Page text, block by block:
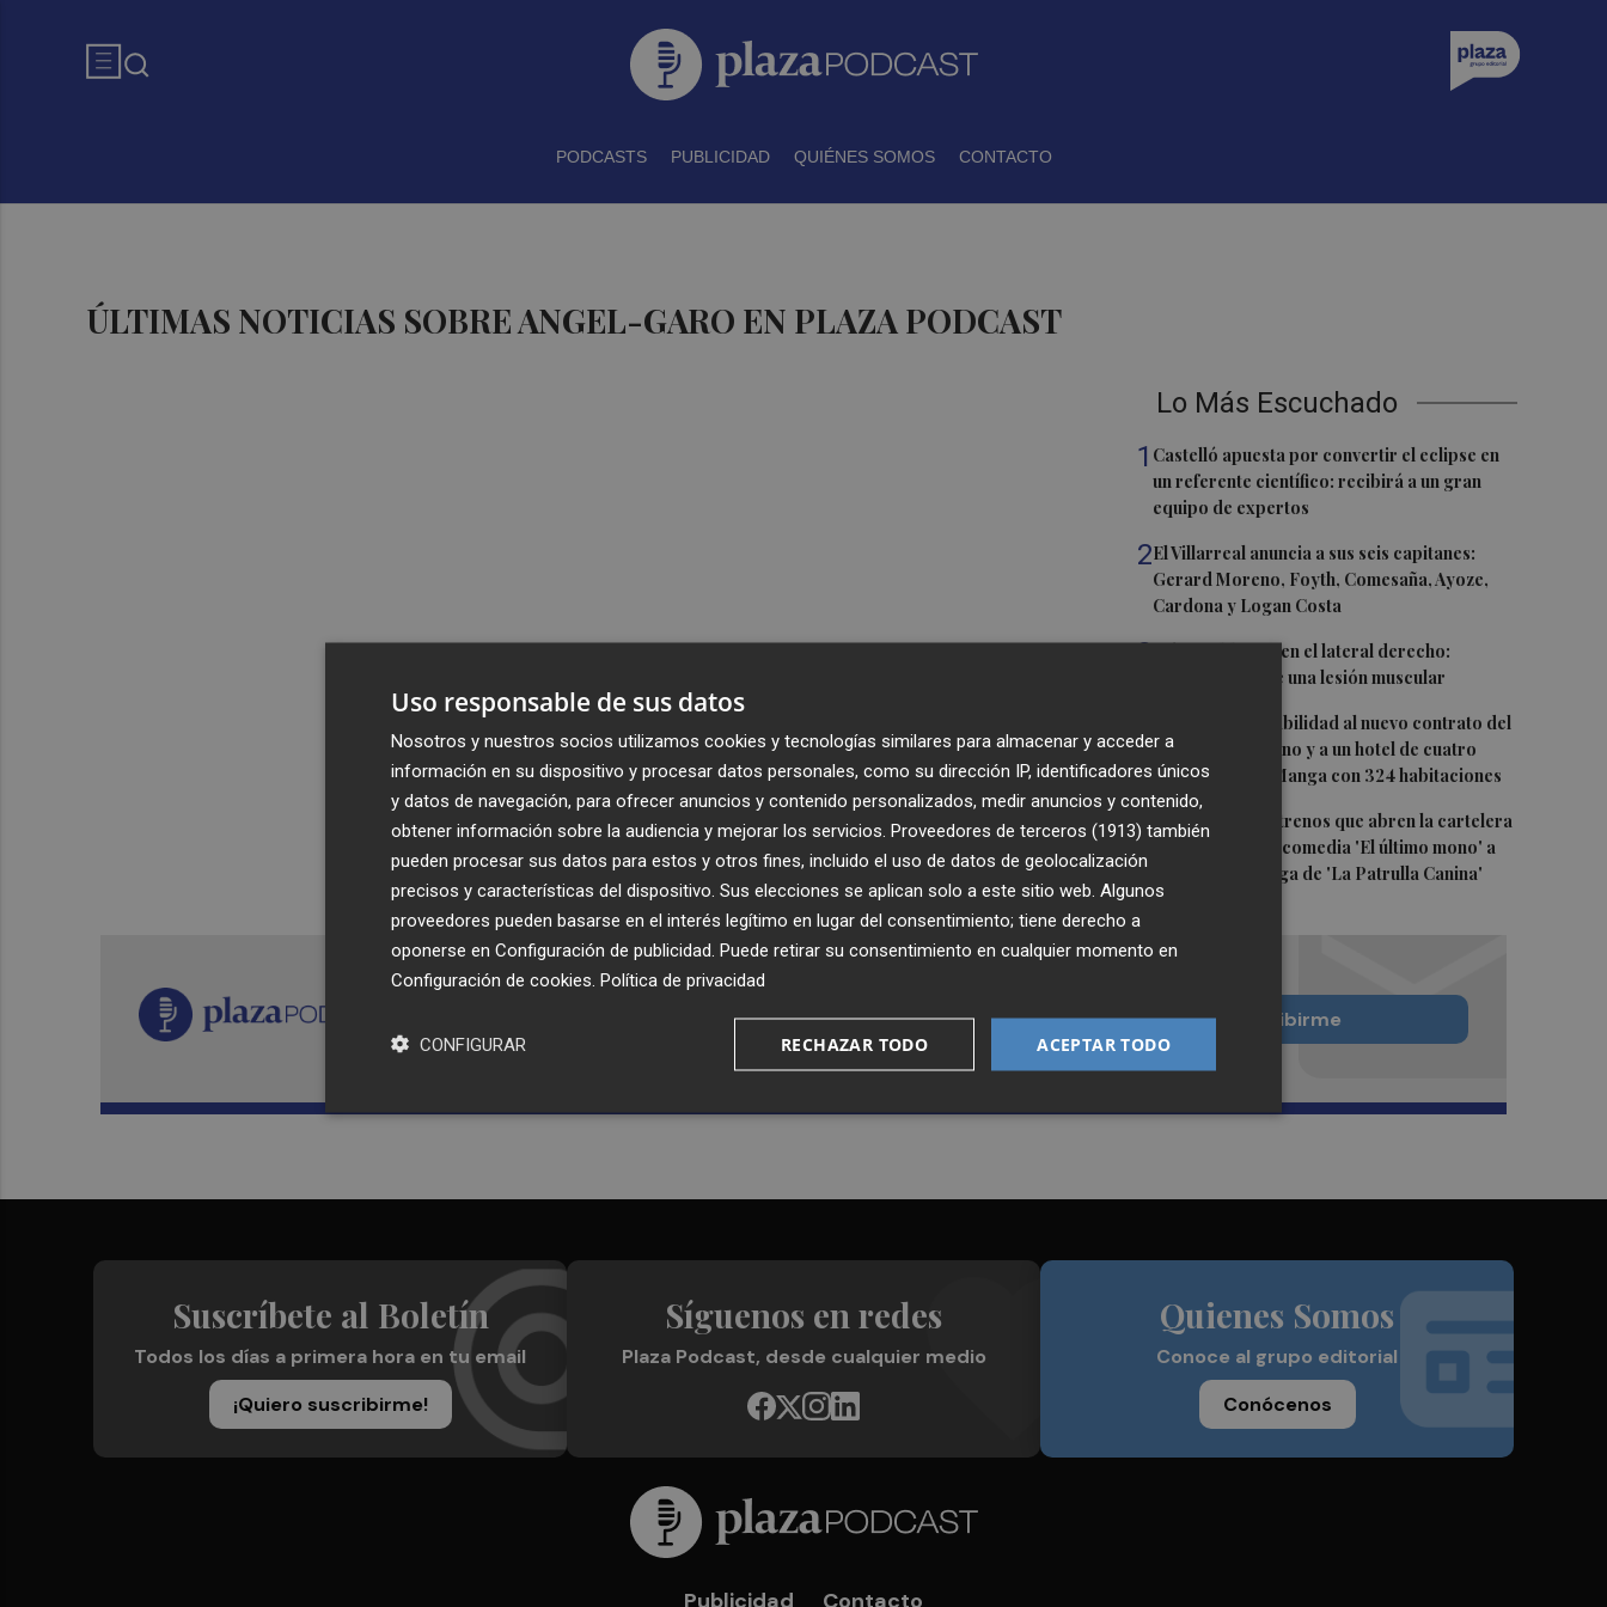
PODCASTS PUBLICIDAD QUIÉNES SOMOS CONTACTO
ÚLTIMAS NOTICIAS SOBRE ANGEL-GARO EN PLAZA PODCAST
Lo Más Escuchado
1 Castelló apuesta por convertir el eclipse en
un referente científico: recibirá a un gran
equipo de expertos
2El Villarreal anuncia a sus seis capitanes:
Gerard Moreno, Foyth, Comesaña, Ayoze,
Cardona y Logan Costa
3Más problemas en el lateral derecho:
Monferrer sufre una lesión muscular
San Javier da viabilidad al nuevo contrato del
transporte urbano y a un hotel de cuatro
estrellas en La Manga con 324 habitaciones
5 Estos son los estrenos que abren la cartelera
en agosto: de la comedia 'El último mono' a
una nueva entrega de 'La Patrulla Canina'
Recibe toda la actualidad de
Plaza Podcast en tu correo
Quiero suscribirme
Suscríbete al Boletín
Todos los días a primera hora en tu email
¡Quiero suscribirme!
Síguenos en redes
Plaza Podcast, desde cualquier medio
Quienes Somos
Conoce al grupo editorial
Conócenos
Publicidad Contacto
Uso responsable de sus datos
Nosotros y nuestros socios utilizamos cookies y tecnologías similares para almacenar y acceder a
información en su dispositivo y procesar datos personales, como su dirección IP, identificadores únicos
y datos de navegación, para ofrecer anuncios y contenido personalizados, medir anuncios y contenido,
obtener información sobre la audiencia y mejorar los servicios. Proveedores de terceros (1913) también
pueden procesar sus datos para estos y otros fines, incluido el uso de datos de geolocalización
precisos y características del dispositivo. Sus elecciones se aplican solo a este sitio web. Algunos
proveedores pueden basarse en el interés legítimo en lugar del consentimiento; tiene derecho a
oponerse en Configuración de publicidad . Puede retirar su consentimiento en cualquier momento en
Configuración de cookies Política de privacidad
ACEPTAR TODO
RECHAZAR TODO
CONFIGURAR